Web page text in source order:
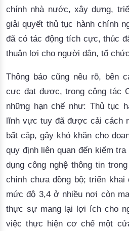
chính nhà nước, xây dựng,
giải quyết thủ tục hành chính
đã có tác động tích cực, thúc
thuận lợi cho người dân, tổ
Thông báo cũng nêu rõ, bên
cực đạt được, trong công tác
những hạn chế như: Thủ tục
lĩnh vực tuy đã được cải cách
bất cập, gây khó khăn cho
quy định liên quan đến kiểm
dụng công nghệ thông tin
chính chưa đồng bộ; triển
mức độ 3,4 ở nhiều nơi còn
thực sự mang lại lợi ích cho
việc thực hiện cơ chế một